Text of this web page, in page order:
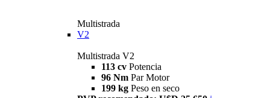
Multistrada
V2
Multistrada V2
113 cv Potencia
96 Nm Par Motor
199 kg Peso en seco